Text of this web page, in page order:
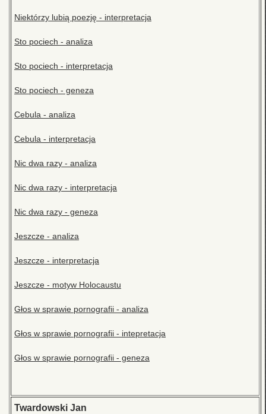
Niektórzy lubią poezję - interpretacja
Sto pociech - analiza
Sto pociech - interpretacja
Sto pociech - geneza
Cebula - analiza
Cebula - interpretacja
Nic dwa razy - analiza
Nic dwa razy - interpretacja
Nic dwa razy - geneza
Jeszcze - analiza
Jeszcze - interpretacja
Jeszcze - motyw Holocaustu
Głos w sprawie pornografii - analiza
Głos w sprawie pornografii - intepretacja
Głos w sprawie pornografii - geneza
Twardowski Jan